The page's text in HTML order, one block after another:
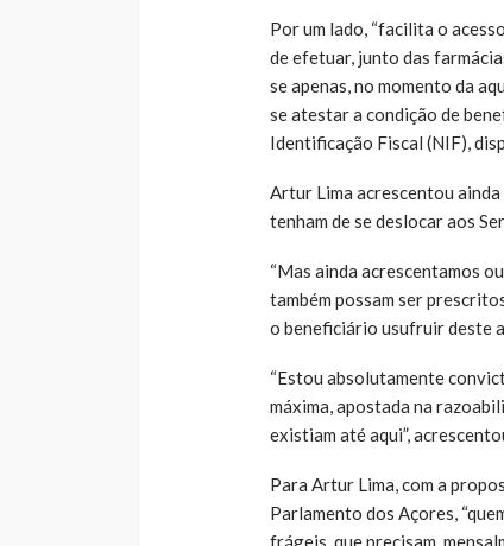
Por um lado, “facilita o
de efetuar, junto das
se apenas, no momento da
se atestar a condição de
Identificação Fiscal (NIF),
Artur Lima acrescentou
tenham de se deslocar aos
“Mas ainda acrescentamos
também possam ser
o beneficiário usufruir deste
“Estou absolutamente
máxima, apostada na
existiam até aqui”,
Para Artur Lima, com a
Parlamento dos Açores,
frágeis, que precisam,